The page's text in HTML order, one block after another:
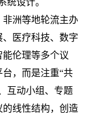
统设计。
洲等地轮流主办
医疗科技、数字
伦理等多个议
台，而是注重“共
互动小组、专题
线性结构，创造